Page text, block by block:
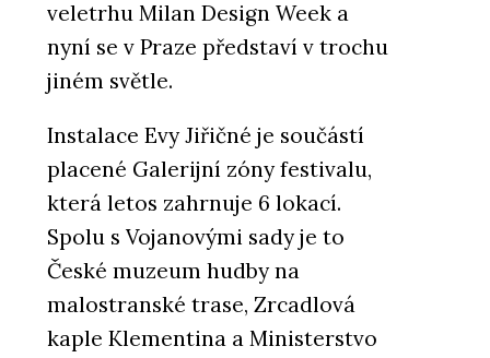
veletrhu Milan Design Week a
nyní se v Praze představí v trochu
jiném světle.
Instalace Evy Jiřičné je součástí
placené Galerijní zóny festivalu,
která letos zahrnuje 6 lokací.
Spolu s Vojanovými sady je to
České muzeum hudby na
malostranské trase, Zrcadlová
kaple Klementina a Ministerstvo